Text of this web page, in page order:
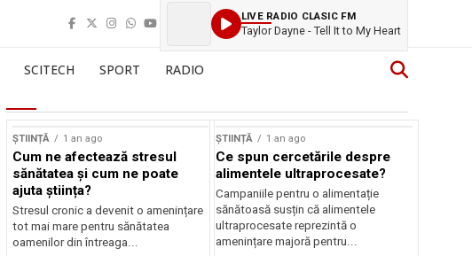
LIVE RADIO CLASIC FM
Taylor Dayne - Tell It to My Heart
SCITECH SPORT RADIO
ȘTIINȚĂ 1 an ago
Cum ne afectează stresul
sănătatea și cum ne poate
ajuta știința?
Stresul cronic a devenit o amenințare
tot mai mare pentru sănătatea
oamenilor din întreaga...
ȘTIINȚĂ 1 an ago
Ce spun cercetările despre
alimentele ultraprocesate?
Campaniile pentru o alimentație
sănătoasă susțin că alimentele
ultraprocesate reprezintă o
amenințare majoră pentru...